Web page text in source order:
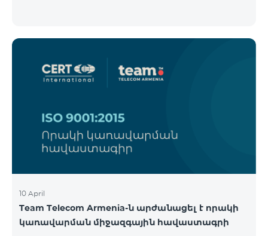
10 April
Team Telecom Armenia-ն արժանացել է որակի
կառավարման միջազգային հավաստագրի